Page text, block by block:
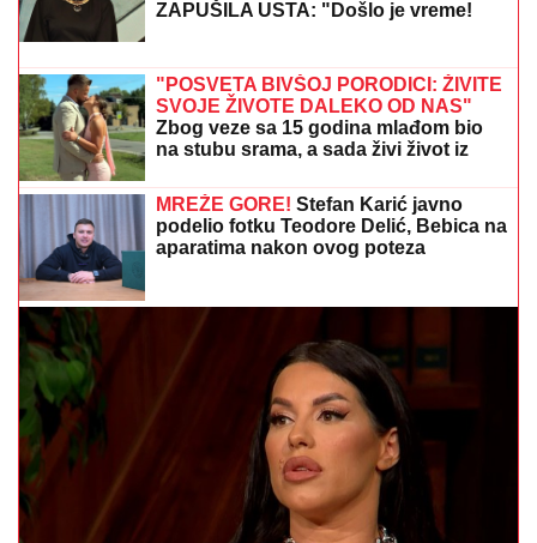
TEŠKO JE POVREĐENA!Najnoviji detalji ubadanja
tinejdžerke (18) u samom centru Beograda: Oglasili
se iz Hitne pomoći
USTAŠKA POSLA:Torcida uzvikivala
sramni pozdrav i razvila uvredljiv
transparent o Srbima i Oluji
(FOTO) ĐANI OBJAVIO SLIKU BEZ
Urnebesna fotografija folkera iz
lifta, svi se pitaju šta mu se desilo:
"Ode kec"